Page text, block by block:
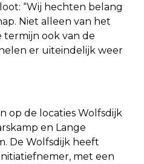
“Wij hechten belang
Niet alleen van het
termijn ook van de
er uiteindelijk weer
op de locaties Wolfsdijk
en Lange
De Wolfsdijk heeft
met een